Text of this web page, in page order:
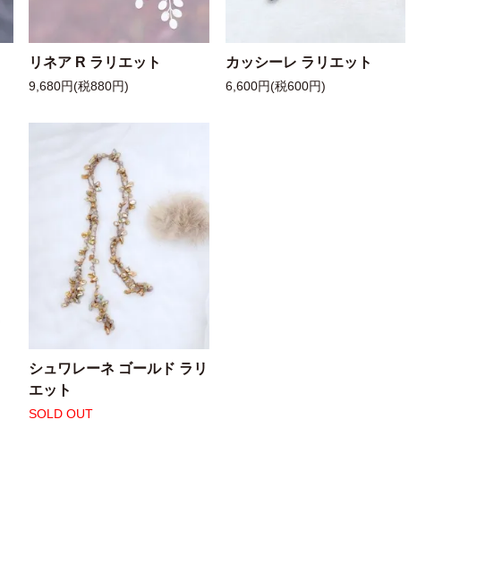
リネア R ラリエット
9,680円(税880円)
カッシーレ ラリエット
6,600円(税600円)
シュワレーネ ゴールド ラリ
エット
SOLD OUT